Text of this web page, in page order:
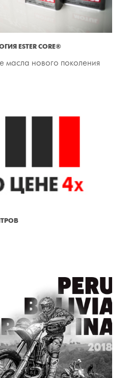
ESTER CORE®
масла нового поколения